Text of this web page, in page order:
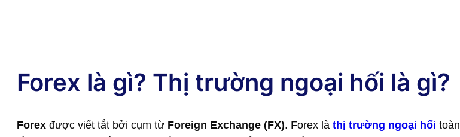
Forex là gì? Thị trường ngoại hối là gì?
Forex được viết tắt bởi cụm từ Foreign Exchange (FX). Forex là thị trường ngoại hối toàn